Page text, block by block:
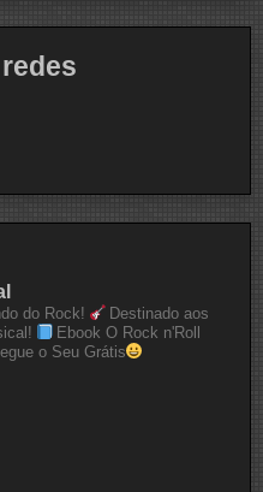
do Rock!
Destinado aos
Ebook O Rock n'Roll
o Seu Grátis